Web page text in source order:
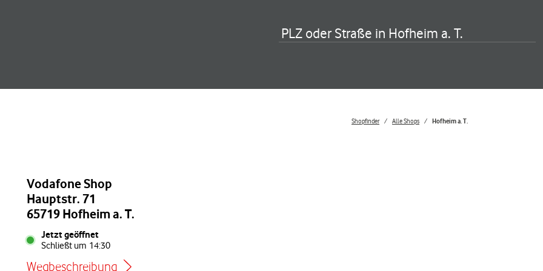
PLZ oder Straße in Hofheim a. T.
Shopfinder Alle Shops Hofheim a. T.
Vodafone Shop
Hauptstr. 71
65719 Hofheim a. T.
Jetzt geöffnet
Schließt um 14:30
Wegbeschreibung